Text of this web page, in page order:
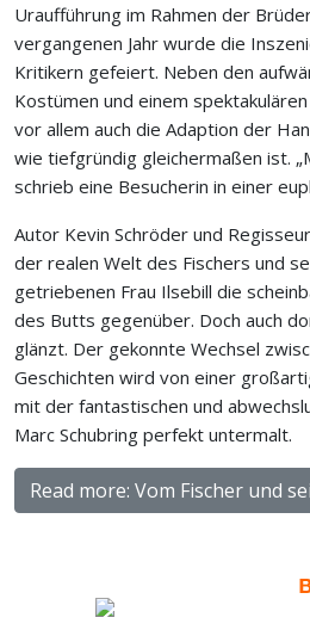
Uraufführung im Rahmen der
vergangenen Jahr wurde die
Kritikern gefeiert. Neben den
Kostümen und einem
vor allem auch die Adaption der
wie tiefgründig gleichermaßen ist.
schrieb eine Besucherin in einer
Autor Kevin Schröder und
der realen Welt des Fischers und
getriebenen Frau Ilsebill die
des Butts gegenüber. Doch auch
glänzt. Der gekonnte Wechsel
Geschichten wird von einer
mit der fantastischen und
Marc Schubring perfekt untermalt.
Read more: Vom Fischer und